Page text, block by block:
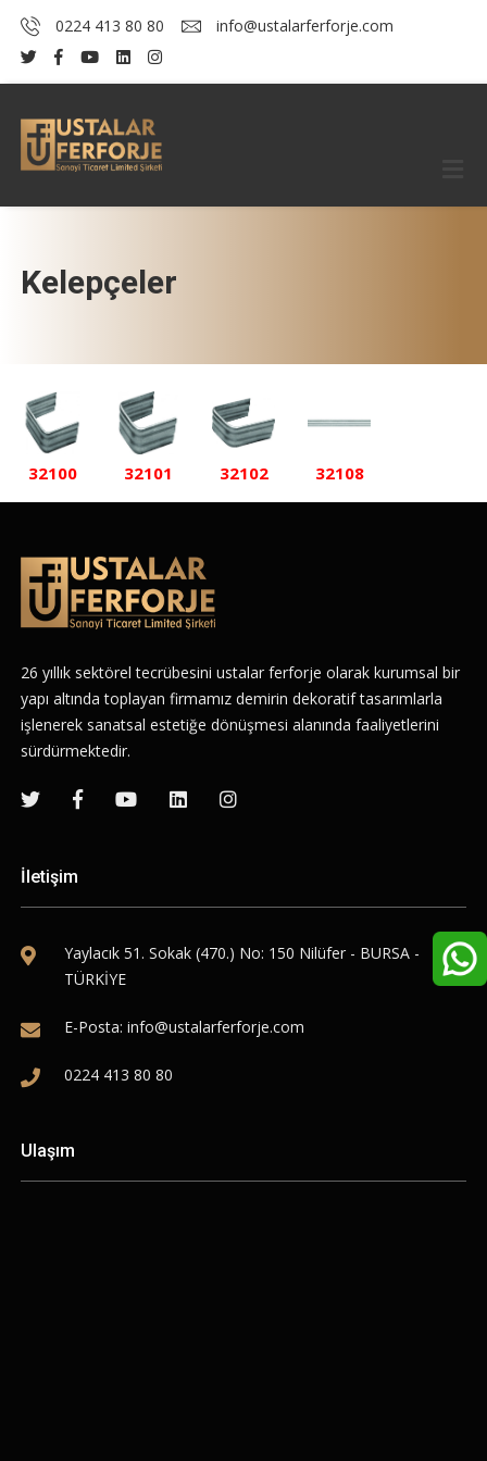
0224 413 80 80 info@ustalarferforje.com
Kelepçeler
32100 32101 32102 32108
26 yıllık sektörel tecrübesini ustalar ferforje olarak kurumsal bir
yapı altında toplayan firmamız demirin dekoratif tasarımlarla
işlenerek sanatsal estetiğe dönüşmesi alanında faaliyetlerini
sürdürmektedir.
İletişim
Yaylacık 51. Sokak (470.) No: 150 Nilüfer - BURSA -
TÜRKİYE
E-Posta: info@ustalarferforje.com
0224 413 80 80
Ulaşım